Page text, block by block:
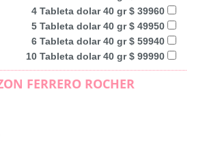
4 Tableta dolar 40 gr $ 39960
5 Tableta dolar 40 gr $ 49950
6 Tableta dolar 40 gr $ 59940
10 Tableta dolar 40 gr $ 99990
FERRERO ROCHER